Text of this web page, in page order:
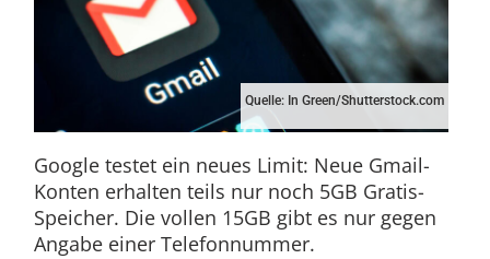
Quelle: In Green/Shutterstock.com
Google testet ein neues Limit: Neue Gmail-
Konten erhalten teils nur noch 5GB Gratis-
Speicher. Die vollen 15GB gibt es nur gegen
Angabe einer Telefonnummer.